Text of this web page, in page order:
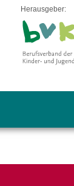
Herausgeber: